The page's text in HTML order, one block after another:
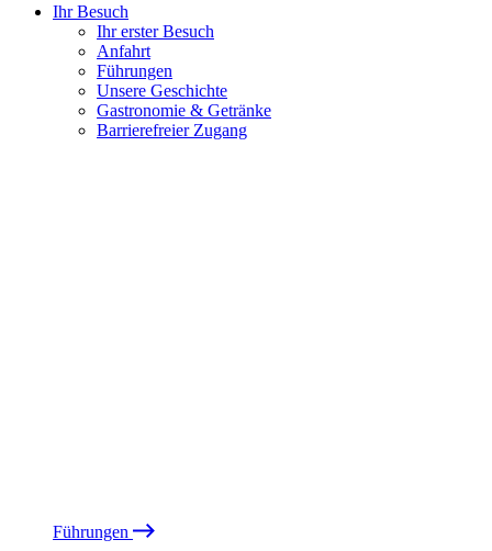
Ihr Besuch
Ihr erster Besuch
Anfahrt
Führungen
Unsere Geschichte
Gastronomie & Getränke
Barrierefreier Zugang
Führungen